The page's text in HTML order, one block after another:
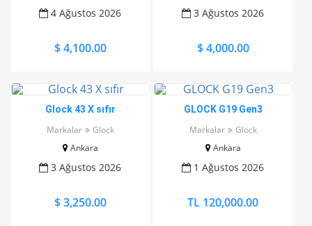
4 Ağustos 2026
$ 4,100.00
3 Ağustos 2026
$ 4,000.00
Glock 43 X sıfır
Markalar
Glock
Ankara
3 Ağustos 2026
$ 3,250.00
GLOCK G19 Gen3
Markalar
Glock
Ankara
1 Ağustos 2026
TL 120,000.00